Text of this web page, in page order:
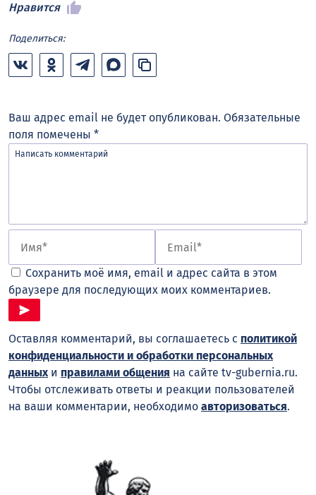
Нравится
Поделиться:
Ваш адрес email не будет опубликован. Обязательные
поля помечены *
Сохранить моё имя, email и адрес сайта в этом
браузере для последующих моих комментариев.
Оставляя комментарий, вы соглашаетесь с политикой
конфиденциальности и обработки персональных
данныхи правилами общения на сайте tv-gubernia.ru.
Чтобы отслеживать ответы и реакции пользователей
на ваши комментарии, необходимо авторизоваться.